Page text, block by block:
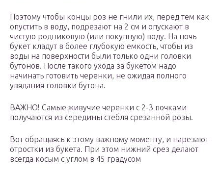
Поэтому чтобы концы роз не гнили их, перед тем как
опустить в воду, подрезают на 2 см и опускают в
чистую родниковую (или покупную) воду. На ночь
букет кладут в более глубокую емкость, чтобы из
воды на поверхности были только одни головки
бутонов. После такого ухода за букетом надо
начинать готовить черенки, не ожидая полного
увядания головки бутона.
ВАЖНО! Самые живучие черенки с 2-3 почками
получаются из середины стебля срезанной розы.
Вот обращаясь к этому важному моменту, и нарезают
отростки из букета. При этом нижний срез делают
всегда косым с углом в 45 градусом